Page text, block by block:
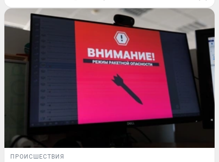
ПРОИСШЕСТВИЯ